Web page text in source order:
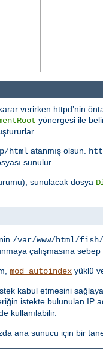
verirken httpd’nin
yönergesi ile
html atanmış olsun.
sunulur.
sunulacak dosya
/var/www/html/
çalışmasına sebep
mod_autoindex yüklü
kabul etmesini
istekte bulunulan IP
kullanılabilir.
ana sunucu için bir